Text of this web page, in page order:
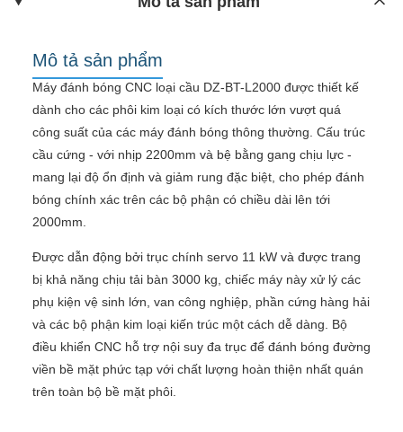
Mô tả sản phẩm
Máy đánh bóng CNC loại cầu DZ-BT-L2000 được thiết kế
dành cho các phôi kim loại có kích thước lớn vượt quá
công suất của các máy đánh bóng thông thường. Cấu trúc
cầu cứng - với nhịp 2200mm và bệ bằng gang chịu lực -
mang lại độ ổn định và giảm rung đặc biệt, cho phép đánh
bóng chính xác trên các bộ phận có chiều dài lên tới
2000mm.
Được dẫn động bởi trục chính servo 11 kW và được trang
bị khả năng chịu tải bàn 3000 kg, chiếc máy này xử lý các
phụ kiện vệ sinh lớn, van công nghiệp, phần cứng hàng hải
và các bộ phận kim loại kiến ​​trúc một cách dễ dàng. Bộ
điều khiển CNC hỗ trợ nội suy đa trục để đánh bóng đường
viền bề mặt phức tạp với chất lượng hoàn thiện nhất quán
trên toàn bộ bề mặt phôi.